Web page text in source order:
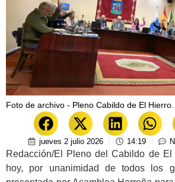
Foto de archivo - Pleno Cabildo de El Hierro.
jueves 2 julio 2026 14:19
Redacción/El Pleno del Cabildo de
hoy, por unanimidad de todos los